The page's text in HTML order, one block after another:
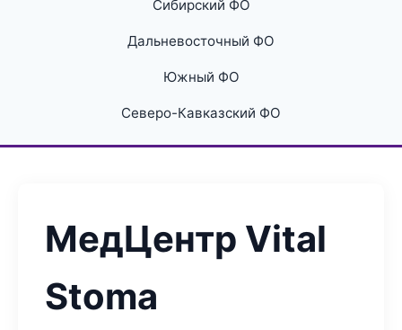
Сибирский ФО
Дальневосточный ФО
Южный ФО
Северо-Кавказский ФО
МедЦентр Vital
Stoma